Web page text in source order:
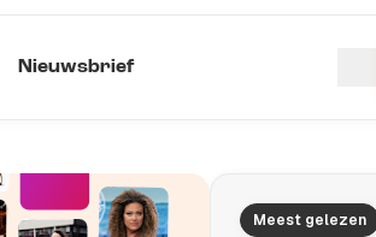
Nieuwsbrief
Meest gelezen